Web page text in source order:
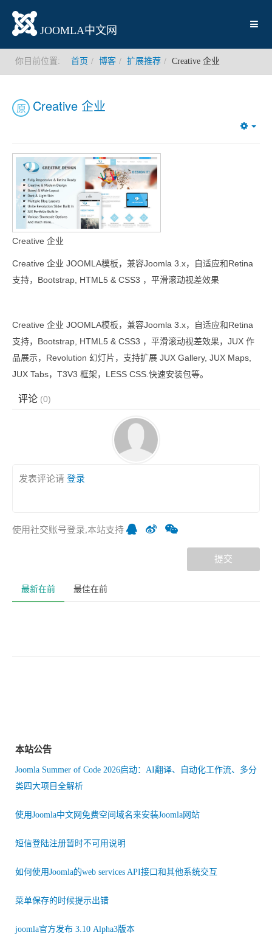
JOOMLA中文网
你目前位置: 首页 博客 扩展推荐 Creative 企业
Creative 企业
原
Creative 企业
Creative 企业 JOOMLA模板，兼容Joomla 3.x，自适应和Retina
支持，Bootstrap, HTML5 & CSS3 ，平滑滚动视差效果
Creative 企业 JOOMLA模板，兼容Joomla 3.x，自适应和Retina
支持，Bootstrap, HTML5 & CSS3 ，平滑滚动视差效果，JUX 作
品展示，Revolution 幻灯片，支持扩展 JUX Gallery, JUX Maps,
JUX Tabs，T3V3 框架，LESS CSS.快速安装包等。
评论 (0)
发表评论请 登录
使用社交账号登录,本站支持
提交
最新在前 最佳在前
本站公告
Joomla Summer of Code 2026启动：AI翻译、自动化工作流、多分
类四大项目全解析
使用Joomla中文网免费空间域名来安装Joomla网站
短信登陆注册暂时不可用说明
如何使用Joomla的web services API接口和其他系统交互
菜单保存的时候提示出错
joomla官方发布 3.10 Alpha3版本